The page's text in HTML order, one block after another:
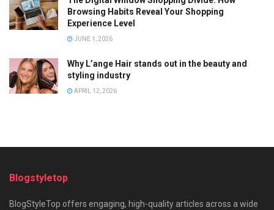
Browsing Habits Reveal Your Shopping
Experience Level
JUNE 1, 2026
Why L’ange Hair stands out in the beauty and
styling industry
APRIL 12, 2026
Blogstyletop
BlogStyleTop offers engaging, high-quality articles across a wide